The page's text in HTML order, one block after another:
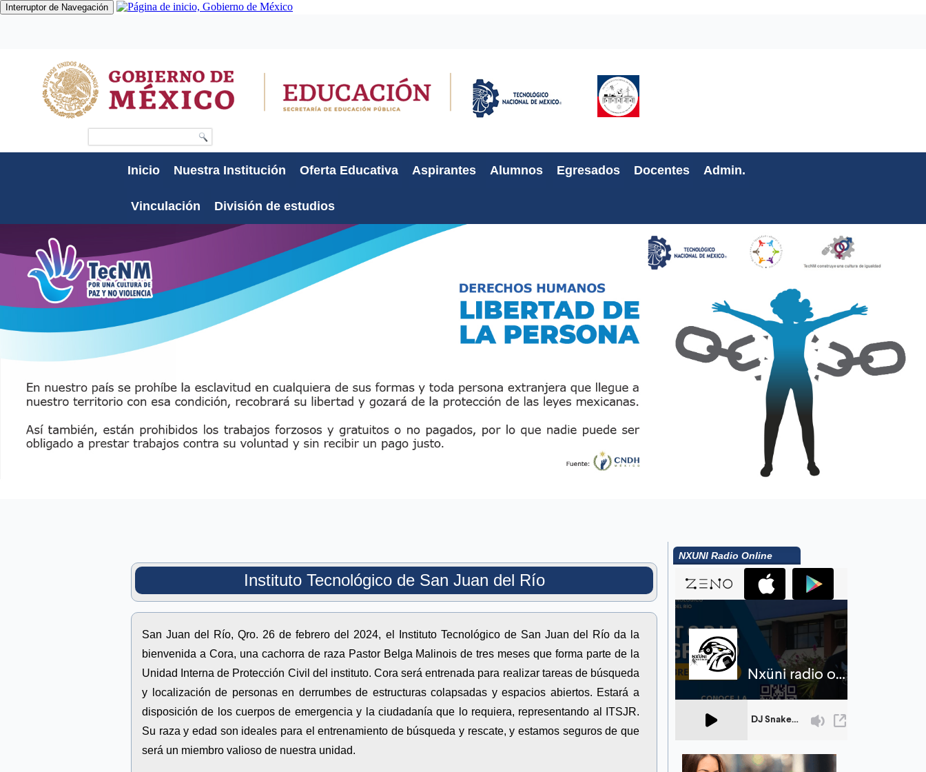
Interruptor de Navegación
Inicio Nuestra Institución Oferta Educativa Aspirantes Alumnos Egresados Docentes Admin.
Vinculación División de estudios
Instituto Tecnológico de San Juan del Río
San Juan del Río, Qro. 26 de febrero del 2024, el Instituto Tecnológico de San Juan del Río da la
bienvenida a Cora, una cachorra de raza Pastor Belga Malinois de tres meses que forma parte de la
Unidad Interna de Protección Civil del instituto. Cora será entrenada para realizar tareas de búsqueda
y localización de personas en derrumbes de estructuras colapsadas y espacios abiertos. Estará a
disposición de los cuerpos de emergencia y la ciudadanía que lo requiera, representando al ITSJR.
Su raza y edad son ideales para el entrenamiento de búsqueda y rescate, y estamos seguros de que
será un miembro valioso de nuestra unidad.
NXUNI Radio Online